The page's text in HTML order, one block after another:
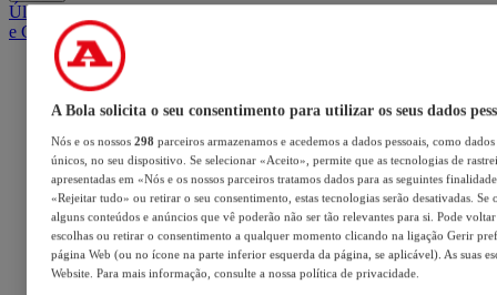
ÚltimasMercadoOpiniãoiGaming HubA BOLA SUGEREBarba
e Cabelo
A Bola solicita o seu consentimento para utilizar os seus dados
Nós e os nossos 298 parceiros armazenamos e acedemos a dados pessoais, como
únicos, no seu dispositivo. Se selecionar «Aceito», permite que as tecnologias de
apresentadas em «Nós e os nossos parceiros tratamos dados para as seguintes
«Rejeitar tudo» ou retirar o seu consentimento, estas tecnologias serão desativadas. Se
alguns conteúdos e anúncios que vê poderão não ser tão relevantes para si. Pode voltar
escolhas ou retirar o consentimento a qualquer momento clicando na ligação Gerir
página Web (ou no ícone na parte inferior esquerda da página, se aplicável). As suas
Website. Para mais informação, consulte a nossa política de privacidade.